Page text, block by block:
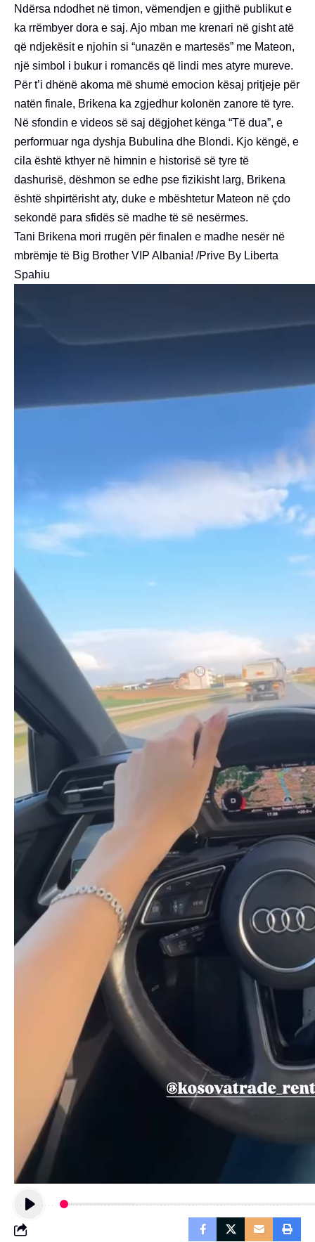
Ndërsa ndodhet në timon, vëmendjen e gjithë publikut e
ka rrëmbyer dora e saj. Ajo mban me krenari në gisht atë
që ndjekësit e njohin si “unazën e martesës” me Mateon,
një simbol i bukur i romancës që lindi mes atyre mureve.
Për t’i dhënë akoma më shumë emocion kësaj pritjeje për
natën finale, Brikena ka zgjedhur kolonën zanore të tyre.
Në sfondin e videos së saj dëgjohet kënga “Të dua”, e
performuar nga dyshja Bubulina dhe Blondi. Kjo këngë, e
cila është kthyer në himnin e historisë së tyre të
dashurisë, dëshmon se edhe pse fizikisht larg, Brikena
është shpirtërisht aty, duke e mbështetur Mateon në çdo
sekondë para sfidës së madhe të së nesërmes.
Tani Brikena mori rrugën për finalen e madhe nesër në
mbrëmje të Big Brother VIP Albania! /Prive By Liberta
Spahiu